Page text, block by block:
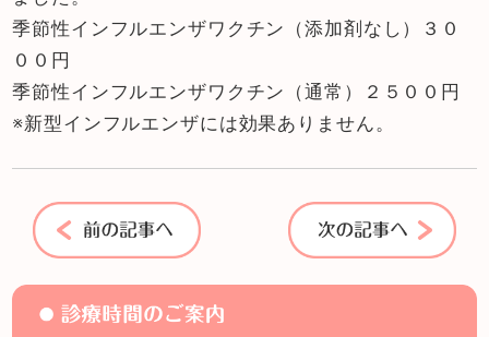
季節性インフルエンザワクチン（添加剤なし）３０
００円
季節性インフルエンザワクチン（通常）２５００円
※新型インフルエンザには効果ありません。